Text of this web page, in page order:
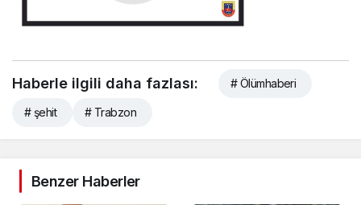
Haberle ilgili daha fazlası: # Ölümhaberi
# şehit # Trabzon
Benzer Haberler